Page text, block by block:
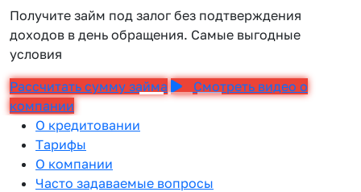
Получите займ под залог без подтверждения
доходов в день обращения. Самые выгодные
условия
Рассчитать сумму займа
Смотреть видео о
компании
О кредитовании
Тарифы
О компании
Часто задаваемые вопросы